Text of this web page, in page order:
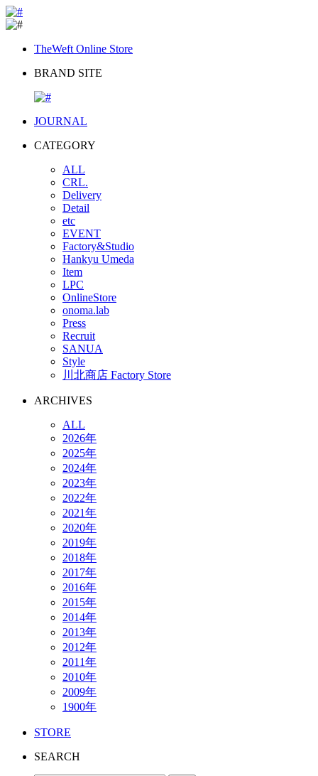
TheWeft Online Store
BRAND SITE
JOURNAL
CATEGORY
ALL
CRL.
Delivery
Detail
etc
EVENT
Factory&Studio
Hankyu Umeda
Item
LPC
OnlineStore
onoma.lab
Press
Recruit
SANUA
Style
川北商店 Factory Store
ARCHIVES
ALL
2026年
2025年
2024年
2023年
2022年
2021年
2020年
2019年
2018年
2017年
2016年
2015年
2014年
2013年
2012年
2011年
2010年
2009年
1900年
STORE
SEARCH